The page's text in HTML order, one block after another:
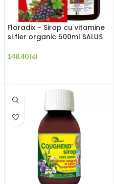
Floradix – Sirop cu vitamine
si fier organic 500ml SALUS
148.40lei